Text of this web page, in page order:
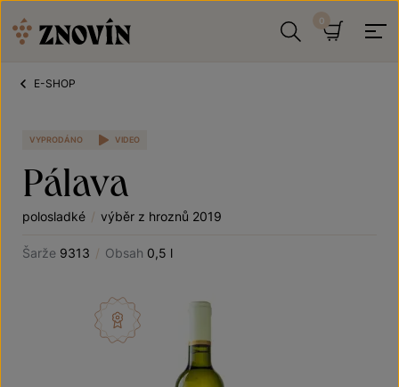
E-SHOP
VYPRODÁNO VIDEO
Pálava
polosladké / výběr z hroznů 2019
Šarže 9313 / Obsah 0,5 l